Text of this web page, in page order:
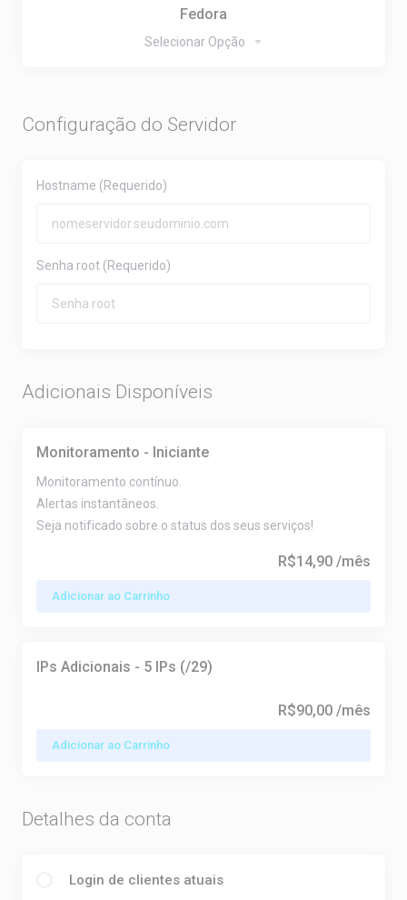
Fedora
Selecionar Opção
Configuração do Servidor
Hostname (Requerido)
Senha root (Requerido)
Adicionais Disponíveis
Monitoramento - Iniciante
Monitoramento contínuo.
Alertas instantâneos.
Seja notificado sobre o status dos seus serviços!
Adicionar ao Carrinho
R$14,90 /mês
IPs Adicionais - 5 IPs (/29)
Adicionar ao Carrinho
R$90,00 /mês
Detalhes da conta
Login de clientes atuais